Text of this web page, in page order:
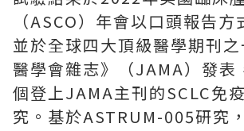
（ASCO）年會以口頭報告方
並於全球四大頂級醫學期刊
醫學會雜志》（JAMA）發表
個登上JAMA主刊的SCLC免
究。基於ASTRUM-005研究